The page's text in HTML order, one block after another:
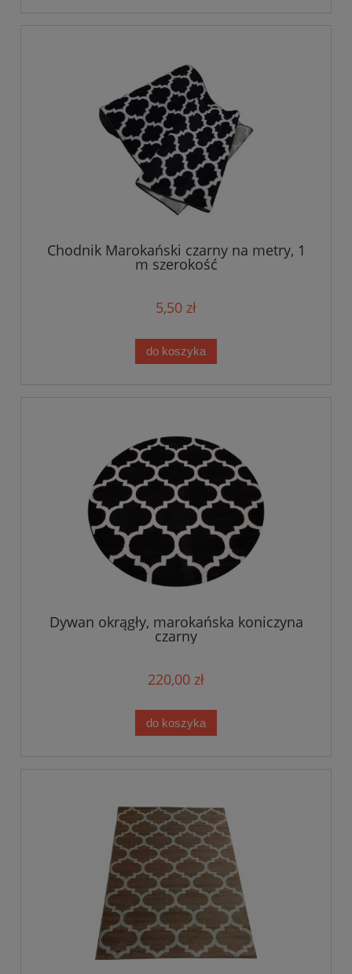
Chodnik Marokański czarny na metry, 1
m szerokość
5,50 zł
do koszyka
Dywan okrągły, marokańska koniczyna
czarny
220,00 zł
do koszyka